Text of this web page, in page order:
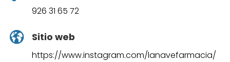
926 31 65 72
Sitio web
https://www.instagram.com/lanavefarmacia/